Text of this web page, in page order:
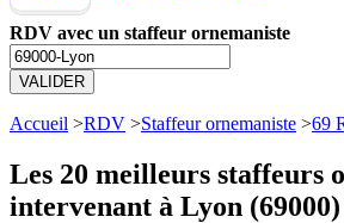
RDV avec un staffeur ornemaniste
VALIDER
Accueil >RDV >Staffeur ornemaniste >69
Les 20 meilleurs staffeurs
intervenant à Lyon (69000)